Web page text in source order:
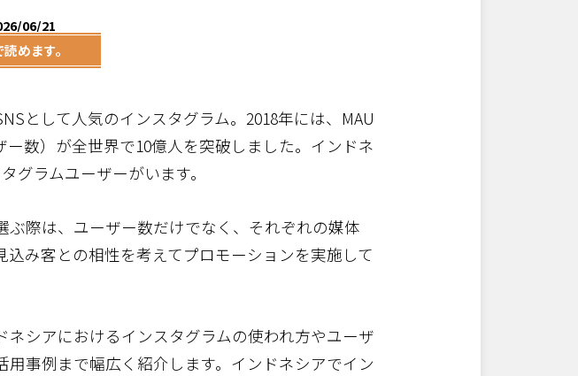
06/21
読めます。
として人気のインスタグラム。2018年には、MAU
ー数）が全世界で10億人を突破しました。インドネ
グラムユーザーがいます。
ぶ際は、ユーザー数だけでなく、それぞれの媒体
込み客との相性を考えてプロモーションを実施して
ネシアにおけるインスタグラムの使われ方やユーザ
用事例まで幅広く紹介します。インドネシアでイン